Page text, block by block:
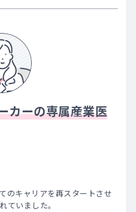
カーの専属産業医
のキャリアを再スタートさせ
ていました。